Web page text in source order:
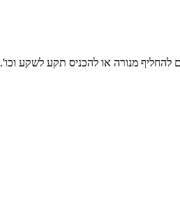
להחליף מנורה או להכניס תקע לשקע וכו'.